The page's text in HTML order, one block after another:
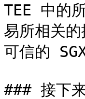
TEE 中的
易所相关
可信的
### 接下